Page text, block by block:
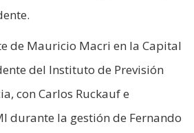
de Mauricio Macri en la Capital
del Instituto de Previsión
con Carlos Ruckauf e
durante la gestión de Fernando